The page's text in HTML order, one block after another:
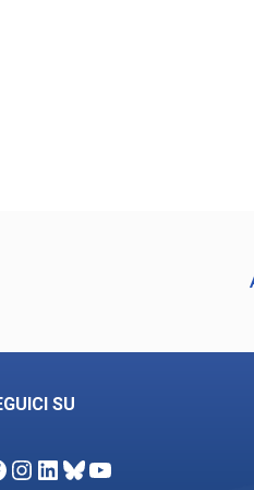
SU
Instagram
LinkedIn
Bluesky
YouTube